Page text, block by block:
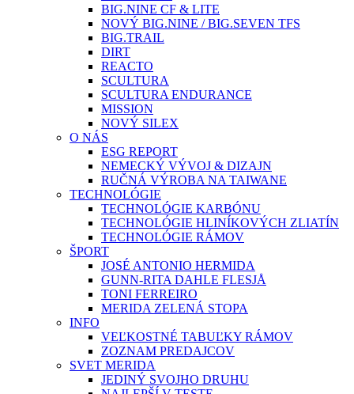
BIG.NINE CF & LITE
NOVÝ BIG.NINE / BIG.SEVEN TFS
BIG.TRAIL
DIRT
REACTO
SCULTURA
SCULTURA ENDURANCE
MISSION
NOVÝ SILEX
O NÁS
ESG REPORT
NEMECKÝ VÝVOJ & DIZAJN
RUČNÁ VÝROBA NA TAIWANE
TECHNOLÓGIE
TECHNOLÓGIE KARBÓNU
TECHNOLÓGIE HLINÍKOVÝCH ZLIATÍN
TECHNOLÓGIE RÁMOV
ŠPORT
JOSÉ ANTONIO HERMIDA
GUNN-RITA DAHLE FLESJÅ
TONI FERREIRO
MERIDA ZELENÁ STOPA
INFO
VEĽKOSTNÉ TABUĽKY RÁMOV
ZOZNAM PREDAJCOV
SVET MERIDA
JEDINÝ SVOJHO DRUHU